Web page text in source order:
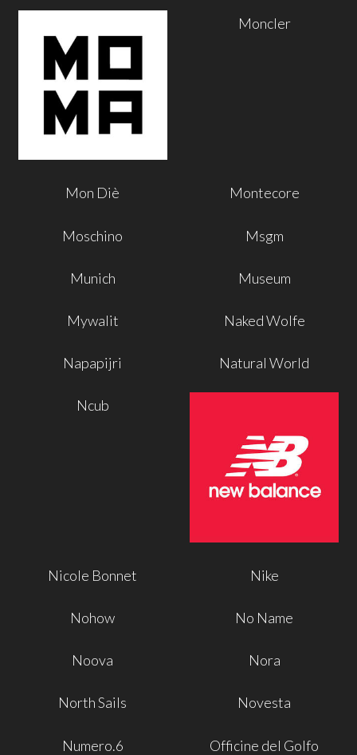
Moncler
Mon Diè Montecore
Moschino Msgm
Munich Museum
Mywalit Naked Wolfe
Napapijri Natural World
Ncub
Nicole Bonnet Nike
Nohow No Name
Noova Nora
North Sails Novesta
Numero.6 Officine del Golfo